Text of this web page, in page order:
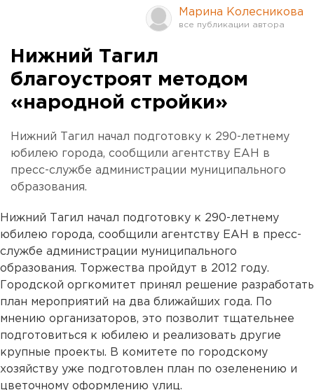
Марина Колесникова
Нижний Тагил
благоустроят методом
«народной стройки»
Нижний Тагил начал подготовку к 290-летнему
юбилею города, сообщили агентству ЕАН в
пресс-службе администрации муниципального
образования.
Нижний Тагил начал подготовку к 290-летнему
юбилею города, сообщили агентству ЕАН в пресс-
службе администрации муниципального
образования. Торжества пройдут в 2012 году.
Городской оргкомитет принял решение разработать
план мероприятий на два ближайших года. По
мнению организаторов, это позволит тщательнее
подготовиться к юбилею и реализовать другие
крупные проекты. В комитете по городскому
хозяйству уже подготовлен план по озеленению и
цветочному оформлению улиц.